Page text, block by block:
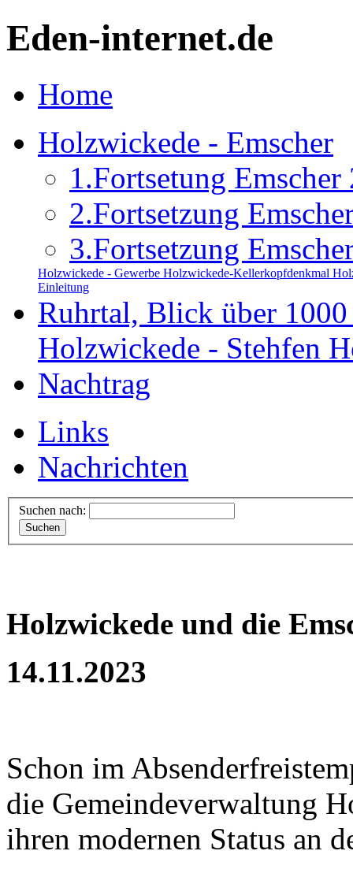
Eden-internet.de
Home
Holzwickede - Emscher
1.Fortsetung
2.Fortsetzung
3.Fortsetzung
Holzwickede - Gewerbe Holzwickede-Kellerkopfdenkmal
Einleitung
Ruhrtal, Blick über 1000
Holzwickede - Stehfen
Nachtrag
Links
Nachrichten
Suchen nach:
Holzwickede und die
14.11.2023
Schon im
die Gemeindeverwaltung
ihren modernen Status an